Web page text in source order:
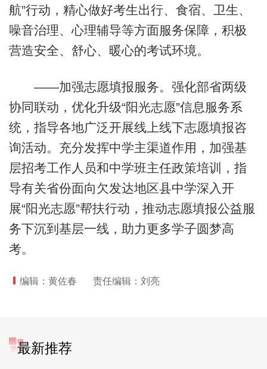
航”行动，精心做好考生出行、食宿、卫生、
噪音治理、心理辅导等方面服务保障，积极
营造安全、舒心、暖心的考试环境。
——加强志愿填报服务。强化部省两级
协同联动，优化升级“阳光志愿”信息服务系
统，指导各地广泛开展线上线下志愿填报咨
询活动。充分发挥中学主渠道作用，加强基
层招考工作人员和中学班主任政策培训，指
导有关省份面向欠发达地区县中学深入开
展“阳光志愿”帮扶行动，推动志愿填报公益服
务下沉到基层一线，助力更多学子圆梦高
考。
编辑：黄佐春 责任编辑：刘亮
最新推荐